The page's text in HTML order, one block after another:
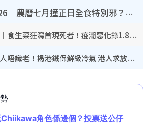
鬼門開2026｜農曆七月撞正日全食特別邪？專家警告切忌做一事！揭4大禁忌+2招保平安
奪命寄生蟲｜食生菜狂瀉首現死者！疫潮惡化錄1.8萬宗病例 揭洗菜3大謬誤
內地客歎港人唔識老！揭港鐵保鮮級冷氣 港人求放過：咪投訴